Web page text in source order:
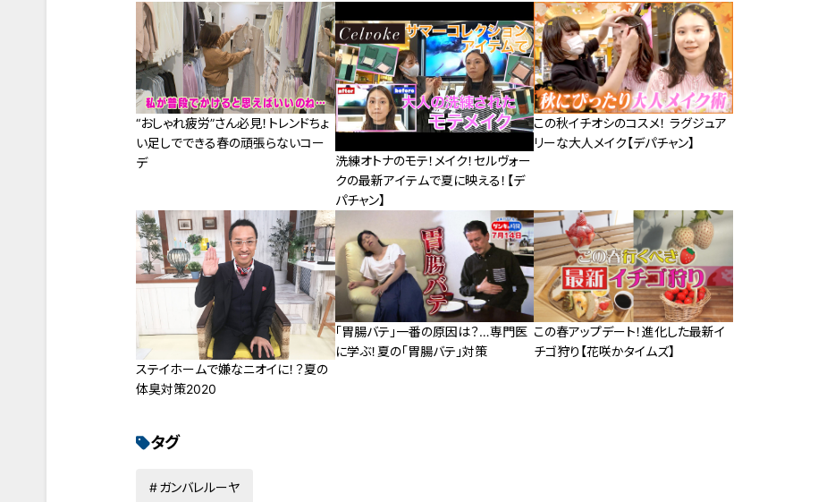
“おしゃれ疲労”さん必見！トレンドちょ
い足しでできる春の頑張らないコー
デ
洗練オトナのモテ！メイク！セルヴォー
クの最新アイテムで夏に映える！【デ
パチャン】
この秋イチオシのコスメ！ ラグジュア
リーな大人メイク【デパチャン】
ステイホームで嫌なニオイに！？夏の
体臭対策2020
「胃腸バテ」一番の原因は？…専門医
に学ぶ！夏の「胃腸バテ」対策
この春アップデート！進化した最新イ
チゴ狩り【花咲かタイムズ】
タグ
ガンバレルーヤ